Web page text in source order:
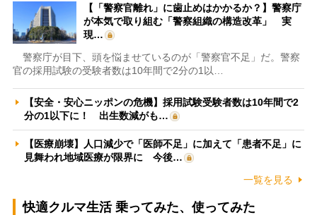
【「警察官離れ」に歯止めはかかるか？】警察庁
が本気で取り組む「警察組織の構造改革」 実
現…
警察庁が目下、頭を悩ませているのが「警察官不足」だ。警察
官の採用試験の受験者数は10年間で2分の1以…
【安全・安心ニッポンの危機】採用試験受験者数は10年間で2
分の1以下に！ 出生数減がも…
【医療崩壊】人口減少で「医師不足」に加えて「患者不足」に
見舞われ地域医療が限界に 今後…
一覧を見る
快適クルマ生活 乗ってみた、使ってみた